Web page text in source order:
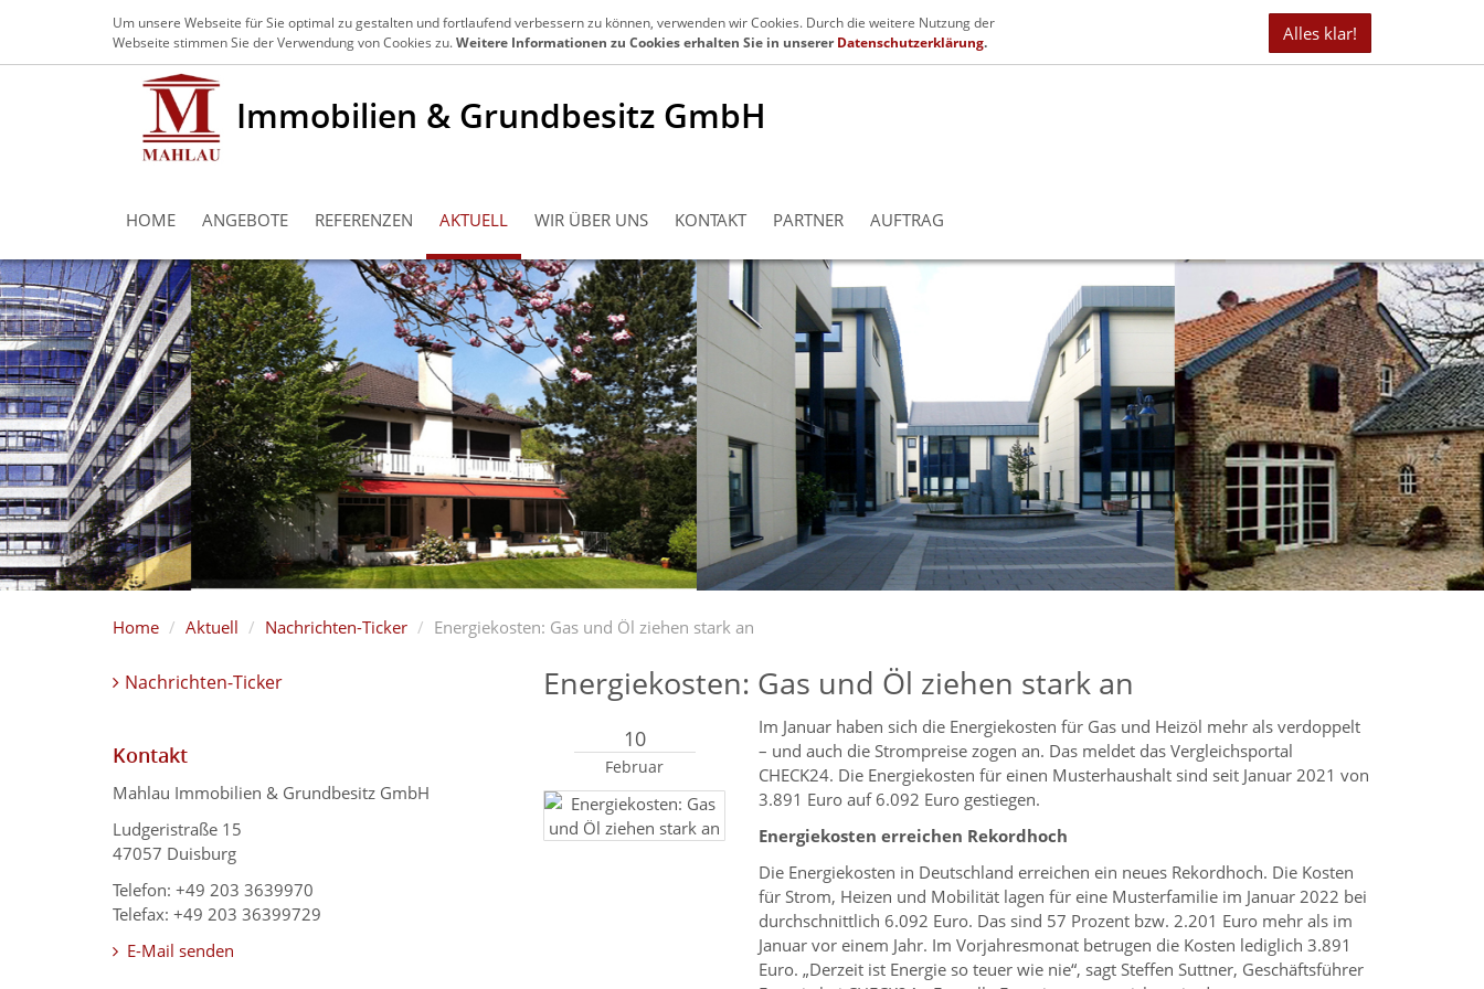
+49 203 3639970 info@mahlau-immobilien.de Seit 40 Jahren erfolgreich als Immobilienmakler tätig
Immobilien & Grundbesitz GmbH
HOME ANGEBOTE REFERENZEN AKTUELL WIR ÜBER UNS KONTAKT PARTNER AUFTRAG
Home Aktuell Nachrichten-Ticker Energiekosten: Gas und Öl ziehen stark an
Energiekosten: Gas und Öl ziehen stark an
10
Februar
Im Januar haben sich die Energiekosten für Gas und Heizöl mehr als verdoppelt
– und auch die Strompreise zogen an. Das meldet das Vergleichsportal
CHECK24. Die Energiekosten für einen Musterhaushalt sind seit Januar 2021 von
3.891 Euro auf 6.092 Euro gestiegen.
Energiekosten erreichen Rekordhoch
Die Energiekosten in Deutschland erreichen ein neues Rekordhoch. Die Kosten
für Strom, Heizen und Mobilität lagen für eine Musterfamilie im Januar 2022 bei
durchschnittlich 6.092 Euro. Das sind 57 Prozent bzw. 2.201 Euro mehr als im
Januar vor einem Jahr. Im Vorjahresmonat betrugen die Kosten lediglich 3.891
Euro. „Derzeit ist Energie so teuer wie nie“, sagt Steffen Suttner, Geschäftsführer
Nachrichten-Ticker
Kontakt
Mahlau Immobilien & Grundbesitz GmbH
Ludgeristraße 15
47057 Duisburg
Telefon: +49 203 3639970
Telefax: +49 203 36399729
E-Mail senden
Um unsere Webseite für Sie optimal zu gestalten und fortlaufend verbessern zu können, verwenden wir Cookies. Durch die weitere Nutzung der
Webseite stimmen Sie der Verwendung von Cookies zu.Weitere Informationen zu Cookies erhalten Sie in unsererDatenschutzerklärung. Alles klar!